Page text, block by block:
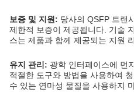
보증 및 지원: 당사의 QSFP 트랜
제한적 보증이 제공됩니다. 기술
스는 제품과 함께 제공되는 지원
유지 관리: 광학 인터페이스에 먼
적절한 도구와 방법을 사용하여
수 있는 연마성 물질을 사용하지